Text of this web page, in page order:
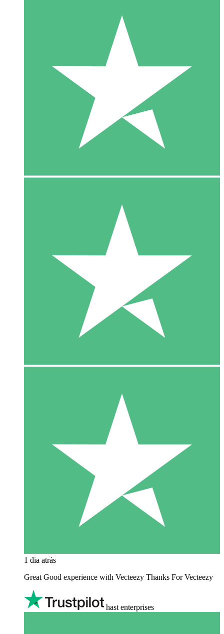
1 dia atrás
Great Good experience with Vecteezy Thanks For Vecteezy
hast enterprises